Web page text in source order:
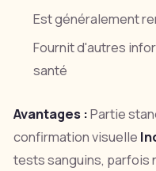
Est généralement
Fournit d'autres
santé
Avantages :Partie
confirmation visuelle
tests sanguins, parfois